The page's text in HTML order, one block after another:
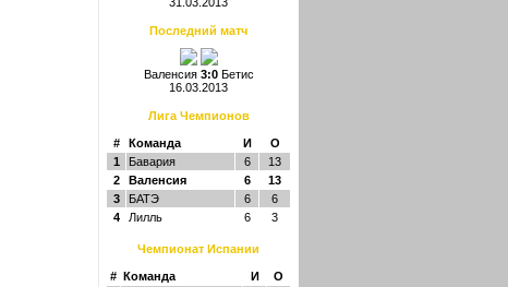
Последний матч
Валенсия3:0 Бетис
16.03.2013
Лига Чемпионов
# Команда И
О
1
Бавария 6
13
2
Валенсия 6
13
3
БАТЭ 6
6
4
Лилль 6 3
Чемпионат Испании
# Команда И
О